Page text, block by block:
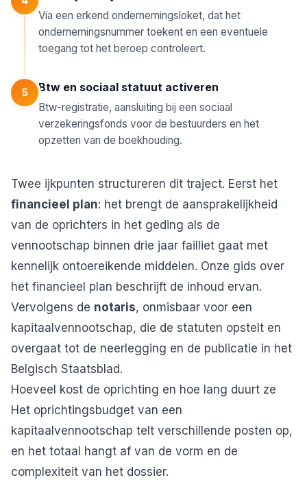
Via een erkend ondernemingsloket, dat het
ondernemingsnummer toekent en een eventuele
toegang tot het beroep controleert.
5 Btw en sociaal statuut activeren
Btw-registratie, aansluiting bij een sociaal
verzekeringsfonds voor de bestuurders en het
opzetten van de boekhouding.
Twee ijkpunten structureren dit traject. Eerst het
financieel plan: het brengt de aansprakelijkheid
van de oprichters in het geding als de
vennootschap binnen drie jaar failliet gaat met
kennelijk ontoereikende middelen. Onze gids over
het financieel plan beschrijft de inhoud ervan.
Vervolgens de notaris, onmisbaar voor een
kapitaalvennootschap, die de statuten opstelt en
overgaat tot de neerlegging en de publicatie in het
Belgisch Staatsblad.
Hoeveel kost de oprichting en hoe lang duurt ze
Het oprichtingsbudget van een
kapitaalvennootschap telt verschillende posten op,
en het totaal hangt af van de vorm en de
complexiteit van het dossier.